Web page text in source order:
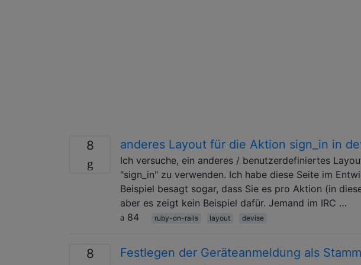
8 anderes Layout für die Aktion sign_in in
Ich versuche, ein anderes / benutzerdefiniertes
"sign_in" zu verwenden. Ich habe diese Seite im
Beispiel besagt sogar, dass Sie es pro Aktion (in
aber es zeigt kein Beispiel dafür. Jemand im IRC …
84
ruby-on-rails layout devise
8 Festlegen der Geräteanmeldung als